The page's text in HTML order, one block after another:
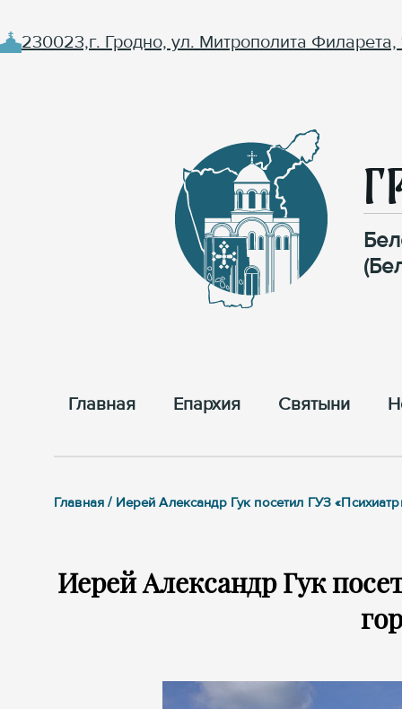
230023,г. Гродно, ул. Митрополита Филарета,
Главная Епархия Cвятыни
Главная / Иерей Александр Гук посетил ГУЗ
Иерей Александр Гук